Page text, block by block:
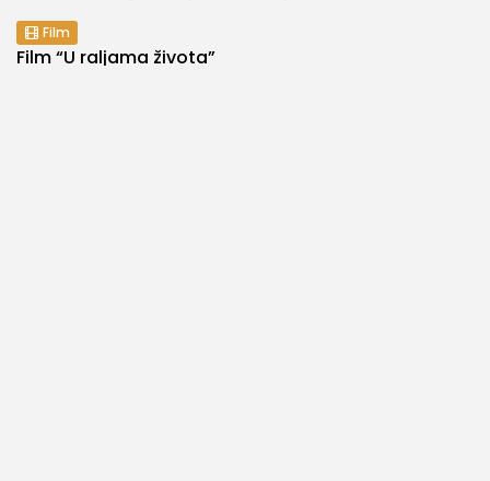
Film
Film “U raljama života”